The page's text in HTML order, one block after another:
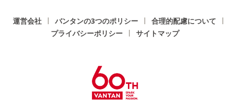
運営会社 バンタンの3つのポリシー
合理的配慮について
プライバシーポリシー
サイトマップ